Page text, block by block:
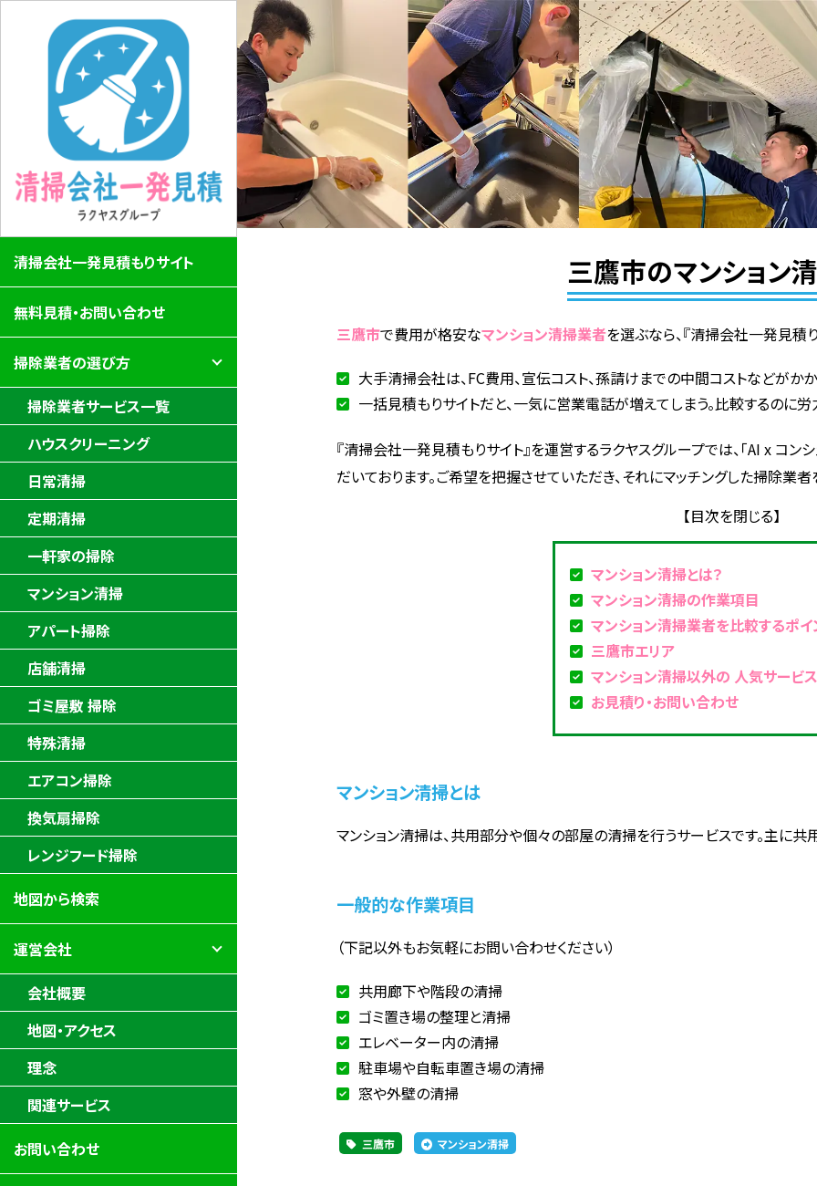
三鷹市のマンション
三鷹市で費用が格安なマンション清掃業者を選ぶなら、『清掃会社一発見積
大手清掃会社は、FC費用、宣伝コスト、孫請けまでの中間コストなどがかか
一括見積もりサイトだと、一気に営業電話が増えてしまう。比較するのに労
『清掃会社一発見積もりサイト』を運営するラクヤスグループでは、「AI x コ
だいております。ご希望を把握させていただき、それにマッチングした掃除業
マンション清掃とは？
マンション清掃の作業項目
マンション清掃業者を比較するポイ
三鷹市エリア
マンション清掃以外の 人気サービ
お見積り・お問い合わせ
マンション清掃とは
マンション清掃は、共用部分や個々の部屋の清掃を行うサービスです。主に共
一般的な作業項目
（下記以外もお気軽にお問い合わせください）
共用廊下や階段の清掃
ゴミ置き場の整理と清掃
エレベーター内の清掃
駐車場や自転車置き場の清掃
窓や外壁の清掃
三鷹市 マンション清掃
清掃会社一発見積もりサイト
無料見積・お問い合わせ
掃除業者の選び方
掃除業者サービス一覧
ハウスクリーニング
日常清掃
定期清掃
一軒家の掃除
マンション清掃
アパート掃除
店舗清掃
ゴミ屋敷 掃除
特殊清掃
エアコン掃除
換気扇掃除
レンジフード掃除
地図から検索
運営会社
会社概要
地図・アクセス
理念
関連サービス
お問い合わせ